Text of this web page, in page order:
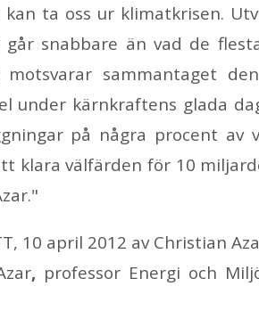
ta oss ur kli­mat­kri­sen.
går snab­ba­re än vad de
mot­sva­rar sam­man­ta­get
un­der kärn­kraf­tens gla­da
på någ­ra pro­cent av
kla­ra väl­fär­den för 10
10 april 2012 av Christi­an
, pro­fes­sor Ener­gi och